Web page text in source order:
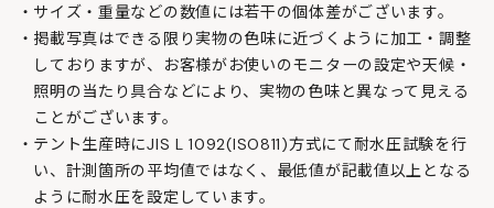
サイズ・重量などの数値には若干の個体差がございます。
掲載写真はできる限り実物の色味に近づくように加工・調整
しておりますが、お客様がお使いのモニターの設定や天候・
照明の当たり具合などにより、実物の色味と異なって見える
ことがございます。
テント生産時にJIS L 1092(ISO811)方式にて耐水圧試験を行
い、計測箇所の平均値ではなく、最低値が記載値以上となる
ように耐水圧を設定しています。